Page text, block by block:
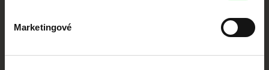
Marketingové